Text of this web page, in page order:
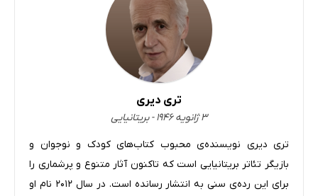
تری دیری
۳ ژانویه ۱۹۴۶ - بریتانیایی
تری دیری نویسنده‌‌ی محبوب کتاب‌های کودک و نوجوان و
بازیگر تئاتر بریتانیایی است که تاکنون آثار متنوع و پرشماری را
برای این رده‌ی سنی به انتشار رسانده است. در سال ۲۰۱۲ نام او